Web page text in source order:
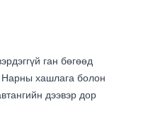
ган бөгөөд
Нарны хашлага болон
дээвэр дор